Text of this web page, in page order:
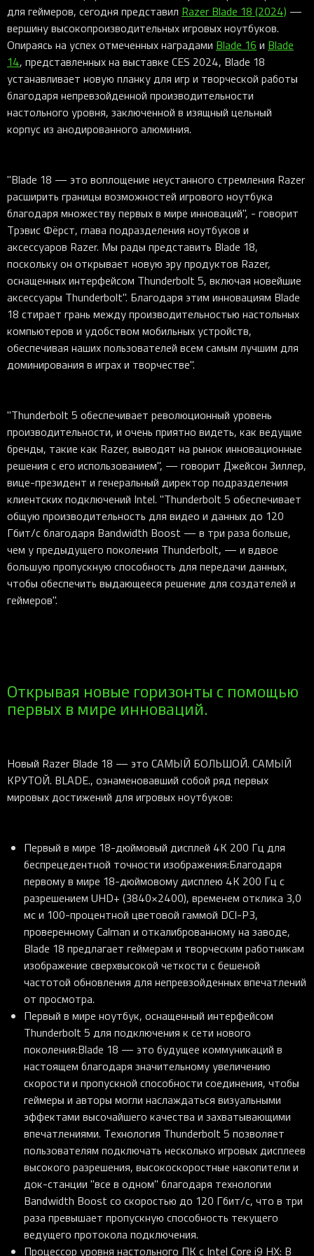
для геймеров, сегодня представил Razer Blade 18 (2024) —
вершину высокопроизводительных игровых ноутбуков.
Опираясь на успех отмеченных наградами Blade 16 и Blade
14, представленных на выставке CES 2024, Blade 18
устанавливает новую планку для игр и творческой работы
благодаря непревзойденной производительности
настольного уровня, заключенной в изящный цельный
корпус из анодированного алюминия.
"Blade 18 — это воплощение неустанного стремления Razer
расширить границы возможностей игрового ноутбука
благодаря множеству первых в мире инноваций", - говорит
Трэвис Фёрст, глава подразделения ноутбуков и
аксессуаров Razer. Мы рады представить Blade 18,
поскольку он открывает новую эру продуктов Razer,
оснащенных интерфейсом Thunderbolt 5, включая новейшие
аксессуары Thunderbolt". Благодаря этим инновациям Blade
18 стирает грань между производительностью настольных
компьютеров и удобством мобильных устройств,
обеспечивая наших пользователей всем самым лучшим для
доминирования в играх и творчестве".
"Thunderbolt 5 обеспечивает революционный уровень
производительности, и очень приятно видеть, как ведущие
бренды, такие как Razer, выводят на рынок инновационные
решения с его использованием", — говорит Джейсон Зиллер,
вице-президент и генеральный директор подразделения
клиентских подключений Intel. "Thunderbolt 5 обеспечивает
общую производительность для видео и данных до 120
Гбит/с благодаря Bandwidth Boost — в три раза больше,
чем у предыдущего поколения Thunderbolt, — и вдвое
большую пропускную способность для передачи данных,
чтобы обеспечить выдающееся решение для создателей и
геймеров".
Открывая новые горизонты с помощью
первых в мире инноваций.
Новый Razer Blade 18 — это САМЫЙ БОЛЬШОЙ. САМЫЙ
КРУТОЙ. BLADE., ознаменовавший собой ряд первых
мировых достижений для игровых ноутбуков:
Первый в мире 18-дюймовый дисплей 4K 200 Гц для
беспрецедентной точности изображения:Благодаря
первому в мире 18-дюймовому дисплею 4K 200 Гц с
разрешением UHD+ (3840×2400), временем отклика 3,0
мс и 100-процентной цветовой гаммой DCI-P3,
проверенному Calman и откалиброванному на заводе,
Blade 18 предлагает геймерам и творческим работникам
изображение сверхвысокой четкости с бешеной
частотой обновления для непревзойденных впечатлений
от просмотра.
Первый в мире ноутбук, оснащенный интерфейсом
Thunderbolt 5 для подключения к сети нового
поколения:Blade 18 — это будущее коммуникаций в
настоящем благодаря значительному увеличению
скорости и пропускной способности соединения, чтобы
геймеры и авторы могли наслаждаться визуальными
эффектами высочайшего качества и захватывающими
впечатлениями. Технология Thunderbolt 5 позволяет
пользователям подключать несколько игровых дисплеев
высокого разрешения, высокоскоростные накопители и
док-станции "все в одном" благодаря технологии
Bandwidth Boost со скоростью до 120 Гбит/с, что в три
раза превышает пропускную способность текущего
ведущего протокола подключения.
Процессор уровня настольного ПК с Intel Core i9 HX: В